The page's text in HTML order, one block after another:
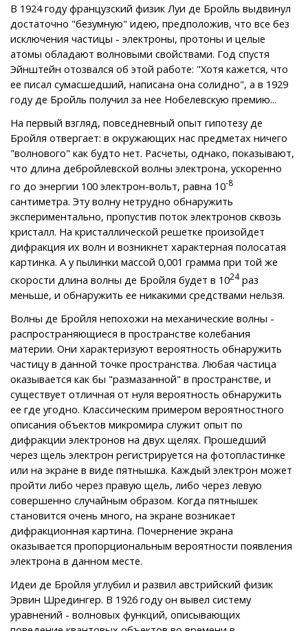
В 1924 году французский физик Луи де Бройль выдвинул
достаточно "безумную" идею, предположив, что все без
исключения частицы - электроны, протоны и целые
атомы обладают волновыми свойствами. Год спустя
Эйнштейн отозвался об этой работе: "Хотя кажется, что
ее писал сумасшедший, написана она солидно", а в 1929
году де Бройль получил за нее Нобелевскую премию...
На первый взгляд, повседневный опыт гипотезу де
Бройля отвергает: в окружающих нас предметах ничего
"волнового" как будто нет. Расчеты, однако, показывают,
что длина дебройлевской волны электрона, ускоренно
го до энергии 100 электрон-вольт, равна 10-8
сантиметра. Эту волну нетрудно обнаружить
экспериментально, пропустив поток электронов сквозь
кристалл. На кристаллической решетке произойдет
дифракция их волн и возникнет характерная полосатая
картинка. А у пылинки массой 0,001 грамма при той же
скорости длина волны де Бройля будет в 1024раз
меньше, и обнаружить ее никакими средствами нельзя.
Волны де Бройля непохожи на механические волны -
распространяющиеся в пространстве колебания
материи. Они характеризуют вероятность обнаружить
частицу в данной точке пространства. Любая частица
оказывается как бы "размазанной" в пространстве, и
существует отличная от нуля вероятность обнаружить
ее где угодно. Классическим примером вероятностного
описания объектов микромира служит опыт по
дифракции электронов на двух щелях. Прошедший
через щель электрон регистрируется на фотопластинке
или на экране в виде пятнышка. Каждый электрон может
пройти либо через правую щель, либо через левую
совершенно случайным образом. Когда пятнышек
становится очень много, на экране возникает
дифракционная картина. Почернение экрана
оказывается пропорциональным вероятности появления
электрона в данном месте.
Идеи де Бройля углубил и развил австрийский физик
Эрвин Шредингер. В 1926 году он вывел систему
уравнений - волновых функций, описывающих